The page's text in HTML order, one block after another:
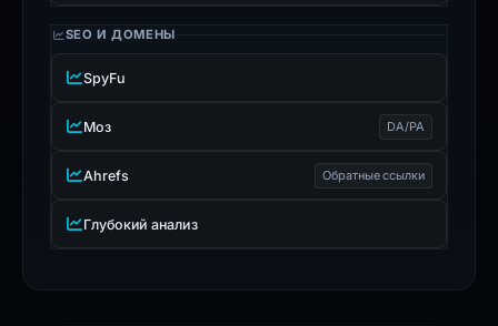
SEO И ДОМЕНЫ
SpyFu
Моз DA/PA
Ahrefs Обратные ссылки
Глубокий анализ